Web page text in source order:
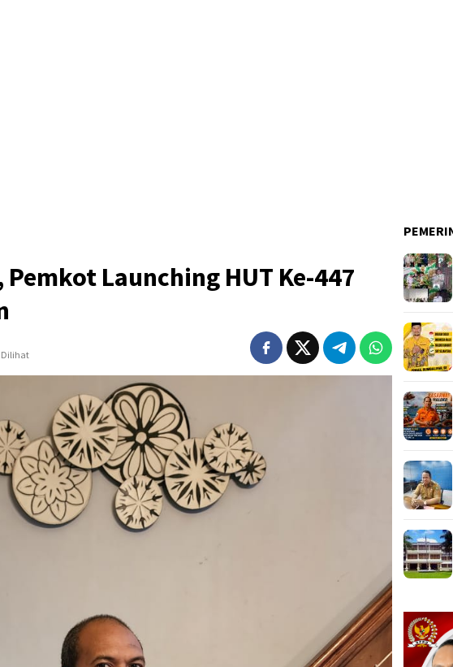
Pemkot Launching HUT Ke-447
Dilihat